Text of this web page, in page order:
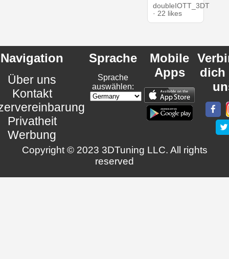
doubleIOTT_3DT
· 22 likes
Navigation
Über uns
Kontakt
Privatheit
Werbung
Sprache
Sprache
auswählen:
Mobile
Apps
dich
Copyright © 2023 3DTuning LLC. All rights
reserved